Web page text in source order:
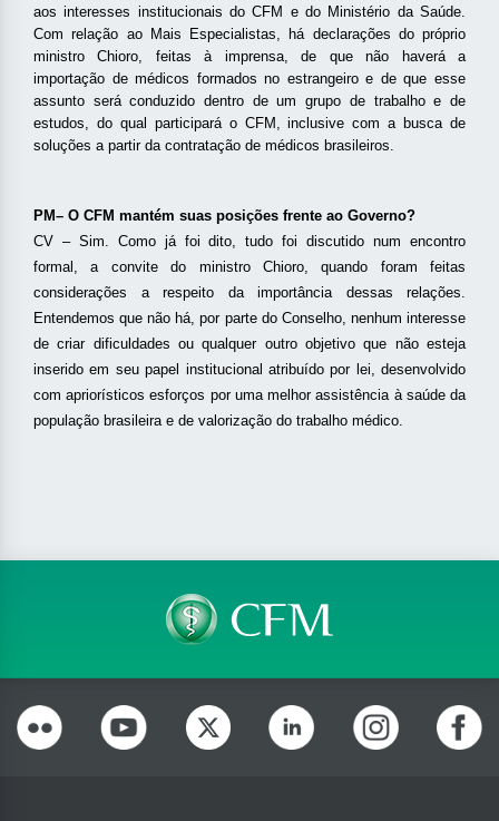
aos interesses institucionais do CFM e do Ministério da Saúde.
Com relação ao Mais Especialistas, há declarações do próprio
ministro Chioro, feitas à imprensa, de que não haverá a
importação de médicos formados no estrangeiro e de que esse
assunto será conduzido dentro de um grupo de trabalho e de
estudos, do qual participará o CFM, inclusive com a busca de
soluções a partir da contratação de médicos brasileiros.
PM– O CFM mantém suas posições frente ao Governo?
CV – Sim. Como já foi dito, tudo foi discutido num encontro
formal, a convite do ministro Chioro, quando foram feitas
considerações a respeito da importância dessas relações.
Entendemos que não há, por parte do Conselho, nenhum interesse
de criar dificuldades ou qualquer outro objetivo que não esteja
inserido em seu papel institucional atribuído por lei, desenvolvido
com apriorísticos esforços por uma melhor assistência à saúde da
população brasileira e de valorização do trabalho médico.